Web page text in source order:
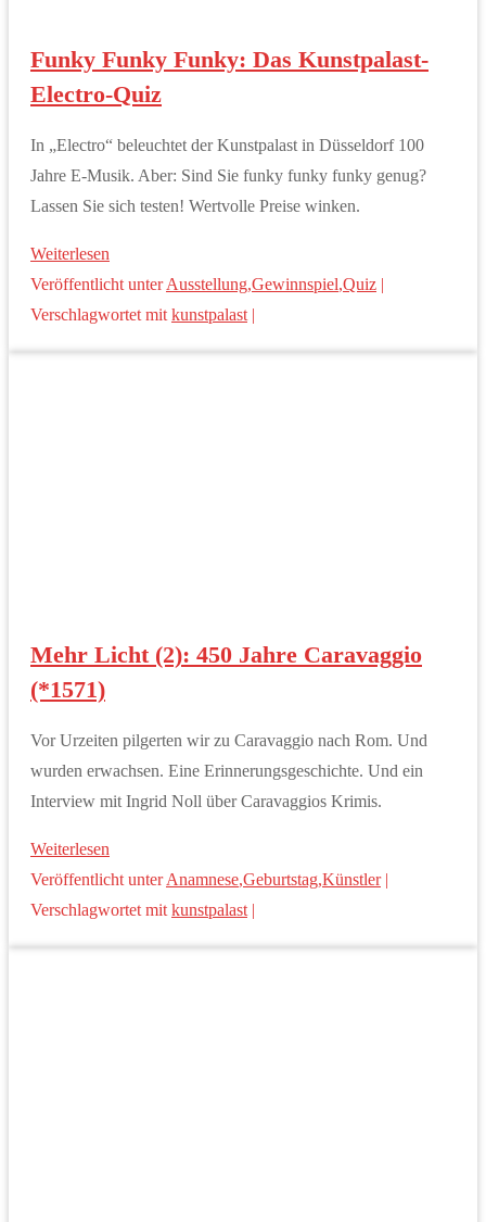
Funky Funky Funky: Das Kunstpalast-
Electro-Quiz
In „Electro“ beleuchtet der Kunstpalast in Düsseldorf 100
Jahre E-Musik. Aber: Sind Sie funky funky funky genug?
Lassen Sie sich testen! Wertvolle Preise winken.
Weiterlesen
Veröffentlicht unterAusstellung,Gewinnspiel,Quiz
Verschlagwortet mit kunstpalast|
Mehr Licht (2): 450 Jahre Caravaggio
(*1571)
Vor Urzeiten pilgerten wir zu Caravaggio nach Rom. Und
wurden erwachsen. Eine Erinnerungsgeschichte. Und ein
Interview mit Ingrid Noll über Caravaggios Krimis.
Weiterlesen
Veröffentlicht unter Anamnese,Geburtstag,Künstler|
Verschlagwortet mit kunstpalast |